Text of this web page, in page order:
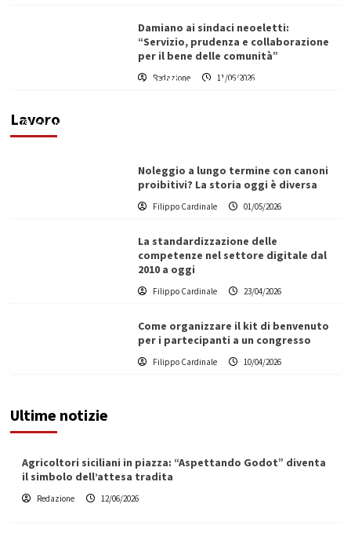
Damiano ai sindaci neoeletti:
“Servizio, prudenza e collaborazione
per il bene delle comunità”
Redazione 11/06/2026
Lavoro
Vino in Italia: il giro d’affari contribuisce
Filippo Cardinale
Noleggio a lungo termine con canoni
proibitivi? La storia oggi è diversa
Filippo Cardinale 01/05/2026
La standardizzazione delle
competenze nel settore digitale dal
2010 a oggi
Filippo Cardinale 23/04/2026
Come organizzare il kit di benvenuto
per i partecipanti a un congresso
Filippo Cardinale 10/04/2026
Ultime notizie
Agricoltori siciliani in piazza: “Aspettando Godot” diventa
il simbolo dell’attesa tradita
Redazione 12/06/2026